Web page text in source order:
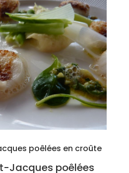
poêlées en croûte
Jacques poêlées